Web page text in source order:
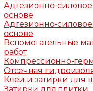
Адгезионно-
основе
Адгезионно-
основе
Вспомогательные
работ
Компрессионно-
Отсечная
Клеи и затирки для
Затирки для плитки